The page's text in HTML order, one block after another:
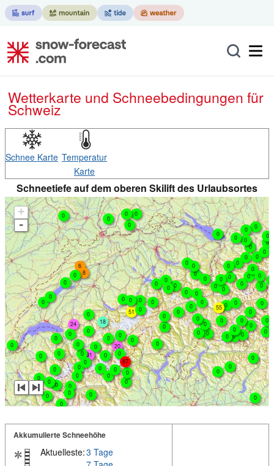
Wetterkarte und Schneebedingungen für
Schweiz
Schnee Karte Temperatur
Karte
Schneetiefe auf dem oberen Skilift des Urlaubsortes
+
-
0
0
0
0
0
0
0
0
0
0
0
0
0
0
0
0
0
0
51
0
0
0
0
0
0
0
0
0
0
18
0
0
20
0
0
0
0
0
0
0
0
0
0
0
0
0
0
0 0
0
0
0
0
0
0
0
0
0
55
0
0
6
8
0
0
0
0
0
0
0
0
0
24
0
0
0
0
31
0
0
0
0
0
0
0
0
0
87
0
0
0
0
0
0
0
0
0
0
0
0
0
0
0
0
0
0
0
0
0
0
0
0
0
0
Akkumulierte Schneehöhe
Aktuelleste:3 Tage